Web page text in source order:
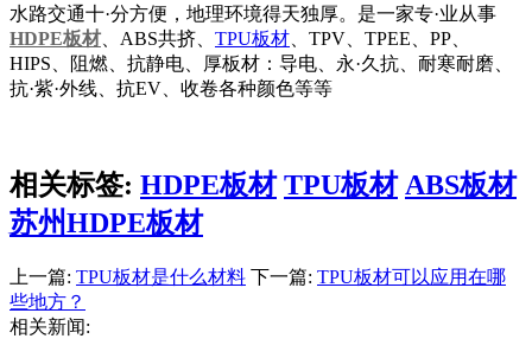
水路交通十·分方便，地理环境得天独厚。是一家专·业从事
HDPE板材 、ABS共挤、 TPU板材 、TPV、TPEE、PP、
HIPS、阻燃、抗静电、厚板材：导电、永·久抗、耐寒耐磨、
抗·紫·外线、抗EV、收卷各种颜色等等
相关标签: HDPE板材 TPU板材 ABS板材
苏州HDPE板材
上一篇: TPU板材是什么材料 下一篇: TPU板材可以应用在哪
些地方？
相关新闻: